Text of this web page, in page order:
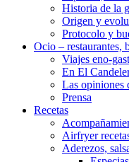
Historia de la
Origen y
Protocolo y
Ocio – restaurantes,
Viajes eno-
En El
Las opiniones
Prensa
Recetas
Airfryer
Aderezos,